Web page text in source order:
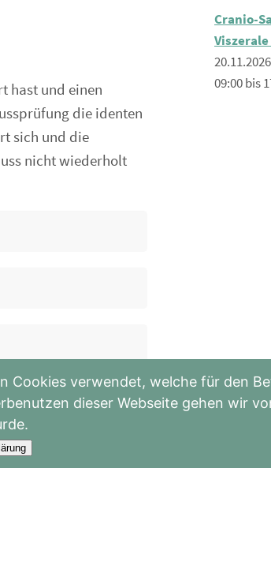
hast und einen
die identen
sich und die
nicht wiederholt
Cranio-
09:00 bis
Cookies verwendet, welche für den
dieser Webseite gehen wir